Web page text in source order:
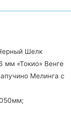
Шелк
мм «Токио» Венге
Мелинга с